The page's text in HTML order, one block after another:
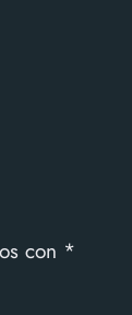
con *